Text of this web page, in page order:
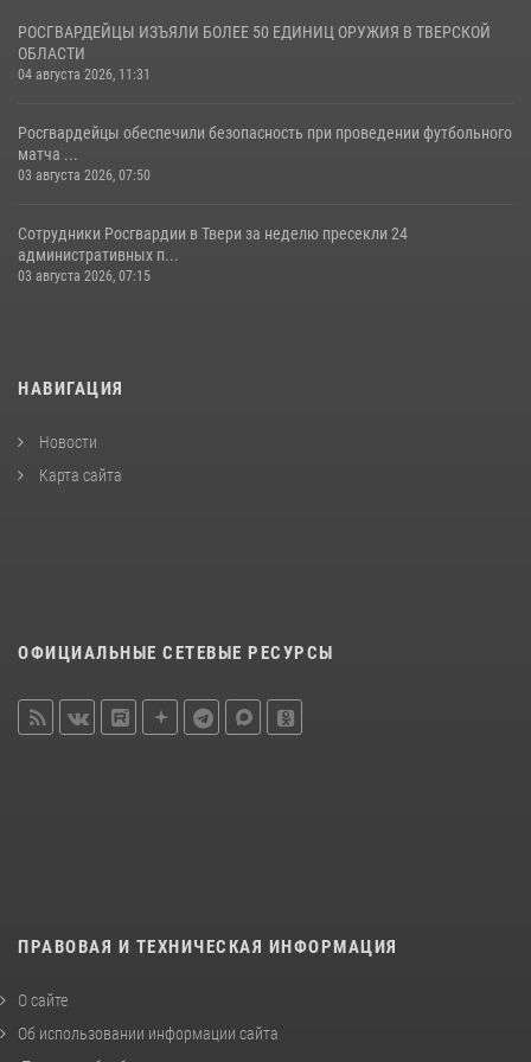
РОСГВАРДЕЙЦЫ ИЗЪЯЛИ БОЛЕЕ 50 ЕДИНИЦ ОРУЖИЯ В ТВЕРСКОЙ
ОБЛАСТИ
04 августа 2026, 11:31
Росгвардейцы обеспечили безопасность при проведении футбольного
матча ...
03 августа 2026, 07:50
Сотрудники Росгвардии в Твери за неделю пресекли 24
административных п...
03 августа 2026, 07:15
НАВИГАЦИЯ
Новости
Карта сайта
ОФИЦИАЛЬНЫЕ СЕТЕВЫЕ РЕСУРСЫ
ПРАВОВАЯ И ТЕХНИЧЕСКАЯ ИНФОРМАЦИЯ
О сайте
Об использовании информации сайта